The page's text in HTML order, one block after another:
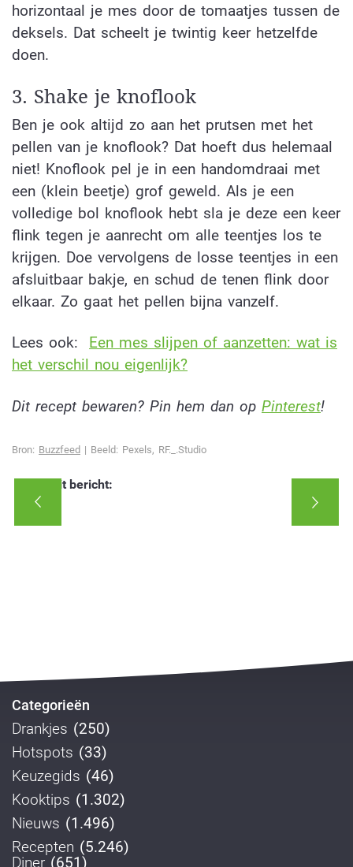
horizontaal je mes door de tomaatjes tussen de
deksels. Dat scheelt je twintig keer hetzelfde
doen.
3. Shake je knoflook
Ben je ook altijd zo aan het prutsen met het
pellen van je knoflook? Dat hoeft dus helemaal
niet! Knoflook pel je in een handomdraai met
een (klein beetje) grof geweld. Als je een
volledige bol knoflook hebt sla je deze een keer
flink tegen je aanrecht om alle teentjes los te
krijgen. Doe vervolgens de losse teentjes in een
afsluitbaar bakje, en schud de tenen flink door
elkaar. Zo gaat het pellen bijna vanzelf.
Lees ook: Een mes slijpen of aanzetten: wat is
het verschil nou eigenlijk?
Dit recept bewaren? Pin hem dan op Pinterest!
Bron: Buzzfeed | Beeld: Pexels, RF._.Studio
Deel dit bericht:
Categorieën
Drankjes (250)
Hotspots (33)
Keuzegids (46)
Kooktips (1.302)
Nieuws (1.496)
Recepten (5.246)
Diner (651)